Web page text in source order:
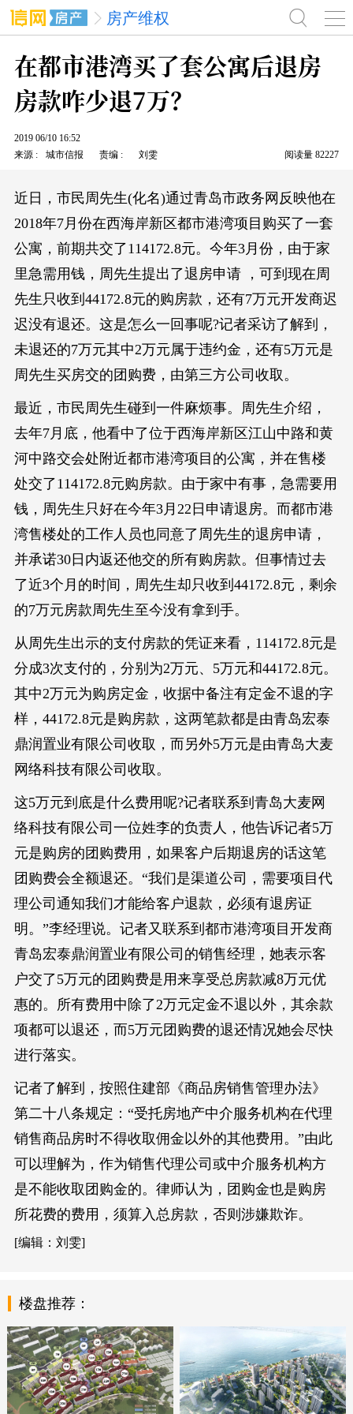
房产维权
在都市港湾买了套公寓后退房
房款咋少退7万？
2019 06/10 16:52
来源
城市信报 责编 刘雯 阅读量 82227
近日，市民周先生(化名)通过青岛市政务网反映他在
2018年7月份在西海岸新区都市港湾项目购买了一套
公寓，前期共交了114172.8元。今年3月份，由于家
里急需用钱，周先生提出了退房申请 ，可到现在周
先生只收到44172.8元的购房款，还有7万元开发商迟
迟没有退还。这是怎么一回事呢?记者采访了解到，
未退还的7万元其中2万元属于违约金，还有5万元是
周先生买房交的团购费，由第三方公司收取。
最近，市民周先生碰到一件麻烦事。周先生介绍，
去年7月底，他看中了位于西海岸新区江山中路和黄
河中路交会处附近都市港湾项目的公寓，并在售楼
处交了114172.8元购房款。由于家中有事，急需要用
钱，周先生只好在今年3月22日申请退房。而都市港
湾售楼处的工作人员也同意了周先生的退房申请，
并承诺30日内返还他交的所有购房款。但事情过去
了近3个月的时间，周先生却只收到44172.8元，剩余
的7万元房款周先生至今没有拿到手。
从周先生出示的支付房款的凭证来看，114172.8元是
分成3次支付的，分别为2万元、5万元和44172.8元。
其中2万元为购房定金，收据中备注有定金不退的字
样，44172.8元是购房款，这两笔款都是由青岛宏泰
鼎润置业有限公司收取，而另外5万元是由青岛大麦
网络科技有限公司收取。
这5万元到底是什么费用呢?记者联系到青岛大麦网
络科技有限公司一位姓李的负责人，他告诉记者5万
元是购房的团购费用，如果客户后期退房的话这笔
团购费会全额退还。“我们是渠道公司，需要项目代
理公司通知我们才能给客户退款，必须有退房证
明。”李经理说。记者又联系到都市港湾项目开发商
青岛宏泰鼎润置业有限公司的销售经理，她表示客
户交了5万元的团购费是用来享受总房款减8万元优
惠的。所有费用中除了2万元定金不退以外，其余款
项都可以退还，而5万元团购费的退还情况她会尽快
进行落实。
记者了解到，按照住建部《商品房销售管理办法》
第二十八条规定：“受托房地产中介服务机构在代理
销售商品房时不得收取佣金以外的其他费用。”由此
可以理解为，作为销售代理公司或中介服务机构方
是不能收取团购金的。律师认为，团购金也是购房
所花费的费用，须算入总房款，否则涉嫌欺诈。
[编辑：刘雯]
楼盘推荐：